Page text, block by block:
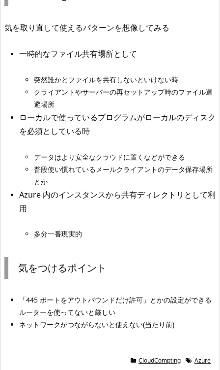
気を取り直して使えるパターンを想像してみる
一時的なファイル共有場所として
突然誰かとファイルを共有しないといけない時
クライアントやサーバーの再セットアップ時のファイル退
避場所
ローカルで使っているプログラムがローカルのディスク
を必須としている時
データはより安全なクラウドに置くなどができる
普段使い慣れているメールクライアントのデータ保存場所
とか
Azure 内のインスタンスから共有ディレクトリとして利
用
多分一番現実的
気をつけるポイント
「445 ポートをアウトバウンドだけ許可」とかの設定ができる
ルーターを使ってないと厳しい
ネットワークがつながらないと使えない(当たり前)
CloudCompting Azure